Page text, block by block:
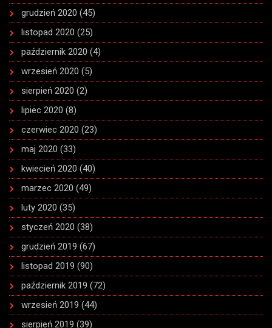
grudzień 2020 (45)
listopad 2020 (25)
październik 2020 (4)
wrzesień 2020 (5)
sierpień 2020 (2)
lipiec 2020 (8)
czerwiec 2020 (23)
maj 2020 (33)
kwiecień 2020 (40)
marzec 2020 (49)
luty 2020 (35)
styczeń 2020 (38)
grudzień 2019 (67)
listopad 2019 (90)
październik 2019 (72)
wrzesień 2019 (44)
sierpień 2019 (39)